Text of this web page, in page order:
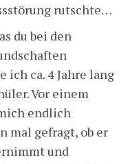
rutschte…
du bei den
ich ca. 4 Jahre lang
Vor einem
endlich
mal gefragt, ob er
und